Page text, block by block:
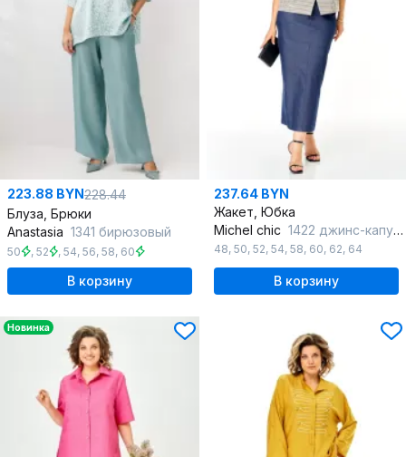
223.88 BYN228.44
Блуза, Брюки
Anastasia 1341 бирюзовый
50 , 52 , 54, 56, 58, 60
В корзину
237.64 BYN
Жакет, Юбка
Michel chic 1422 джинс-капучино
48, 50, 52, 54, 58, 60, 62, 64
В корзину
Новинка